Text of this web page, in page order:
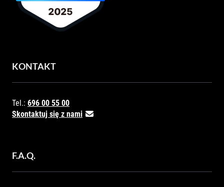
KONTAKT
Tel.: 696 00 55 00
Skontaktuj się z nami
F.A.Q.